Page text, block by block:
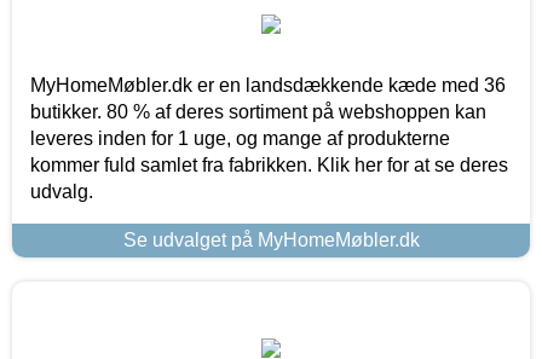
MyHomeMøbler.dk er en landsdækkende kæde med 36
butikker. 80 % af deres sortiment på webshoppen kan
leveres inden for 1 uge, og mange af produkterne
kommer fuld samlet fra fabrikken. Klik her for at se deres
udvalg.
Se udvalget på MyHomeMøbler.dk